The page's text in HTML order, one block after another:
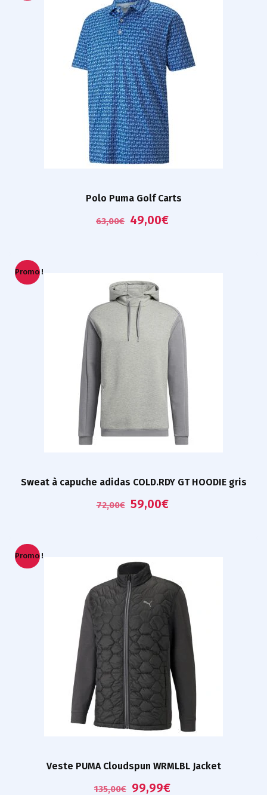
Polo Puma Golf Carts
63,00€ 49,00€
Promo !
Sweat à capuche adidas COLD.RDY GT HOODIE gris
72,00€ 59,00€
Promo !
Veste PUMA Cloudspun WRMLBL Jacket
135,00€ 99,99€